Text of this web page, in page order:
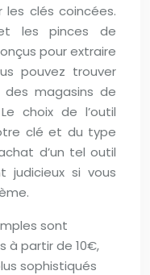
clés coincées.
les pinces de
pour extraire
pouvez trouver
magasins de
choix de l’outil
clé et du type
d’un tel outil
judicieux si vous
sont
à partir de 10€,
sophistiqués